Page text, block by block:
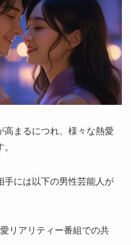
高まるにつれ、様々な熱愛
手には以下の男性芸能人が
リアリティー番組での共